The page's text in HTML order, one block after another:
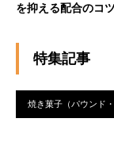
を抑える配合のコツ
特集記事
焼き菓子（パウンド